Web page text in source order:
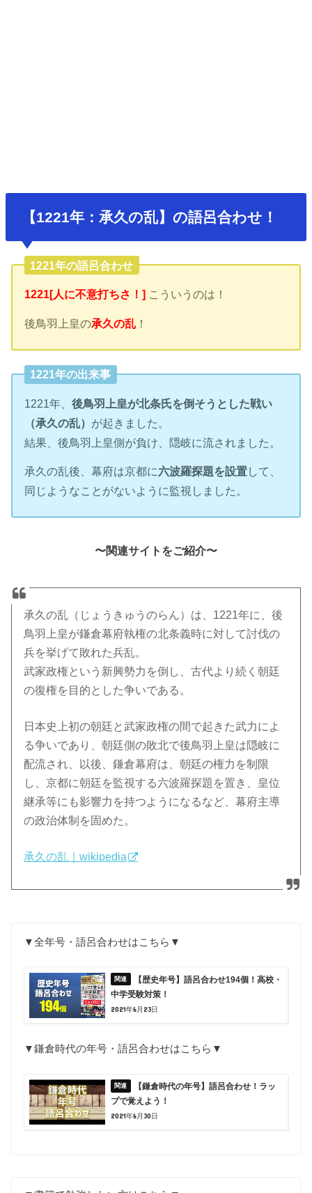
【1221年：承久の乱】の語呂合わせ！
1221年の語呂合わせ
1221[人に不意打ちさ！] こういうのは！
後鳥羽上皇の承久の乱 ！
1221年の出来事
1221年、後鳥羽上皇が北条氏を倒そうとした戦い
（承久の乱） が起きました。
結果、後鳥羽上皇側が負け、隠岐に流されました。
承久の乱後、幕府は京都に六波羅探題を設置して、
同じようなことがないように監視しました。
〜関連サイトをご紹介〜
承久の乱（じょうきゅうのらん）は、1221年に、後
鳥羽上皇が鎌倉幕府執権の北条義時に対して討伐の
兵を挙げて敗れた兵乱。
武家政権という新興勢力を倒し、古代より続く朝廷
の復権を目的とした争いである。
日本史上初の朝廷と武家政権の間で起きた武力によ
る争いであり、朝廷側の敗北で後鳥羽上皇は隠岐に
配流され、以後、鎌倉幕府は、朝廷の権力を制限
し、京都に朝廷を監視する六波羅探題を置き、皇位
継承等にも影響力を持つようになるなど、幕府主導
の政治体制を固めた。
承久の乱｜wikipedia
▼全年号・語呂合わせはこちら▼
【歴史年号】語呂合わせ194個！高校・
中学受験対策！
2021年6月23日
▼鎌倉時代の年号・語呂合わせはこちら▼
【鎌倉時代の年号】語呂合わせ！ラッ
プで覚えよう！
2021年6月30日